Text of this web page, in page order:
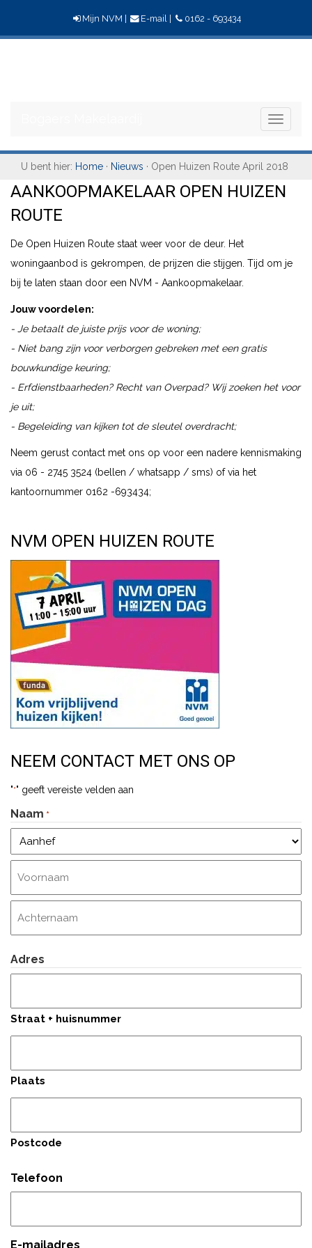
Mijn NVM E-mail| 0162 - 693434
Toggle
U bent hier: Home · Nieuws · Open Huizen Route April 2018
AANKOOPMAKELAAR OPEN HUIZEN
ROUTE
De Open Huizen Route staat weer voor de deur. Het
woningaanbod is gekrompen, de prijzen die stijgen. Tijd om je
bij te laten staan door een NVM - Aankoopmakelaar.
Jouw voordelen:
- Je betaalt de juiste prijs voor de woning;
- Niet bang zijn voor verborgen gebreken met een gratis
bouwkundige keuring;
- Erfdienstbaarheden? Recht van Overpad? Wij zoeken het voor
je uit;
- Begeleiding van kijken tot de sleutel overdracht;
Neem gerust contact met ons op voor een nadere kennismaking
via 06 - 2745 3524 (bellen / whatsapp / sms) of via het
kantoornummer 0162 -693434;
NVM OPEN HUIZEN ROUTE
NEEM CONTACT MET ONS OP
"*" geeft vereiste velden aan
Naam *
Aanhef
Voornaam
Adres
Straat + huisnummer
Plaats
Postcode
Telefoon
E-mailadres